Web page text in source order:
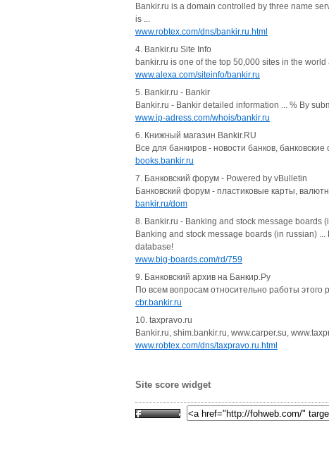
Bankir.ru is a domain controlled by three name
is ...
www.robtex.com/dns/bankir.ru.html
4. Bankir.ru Site Info
bankir.ru is one of the top 50,000 sites in the
www.alexa.com/siteinfo/bankir.ru
5. Bankir.ru - Bankir
Bankir.ru - Bankir detailed information ... % By
www.ip-adress.com/whois/bankir.ru
6. Книжный магазин Bankir.RU
Все для банкиров - новости банков,
books.bankir.ru
7. Банковский форум - Powered by vBulletin
Банковский форум - пластиковые карты,
bankir.ru/dom
8. Bankir.ru - Banking and stock message boards
Banking and stock message boards (in russian)
database!
www.big-boards.com/rd/759
9. Банковcкий архив на Банкир.Ру
По всем вопросам относительно работы
cbr.bankir.ru
10. taxpravo.ru
Bankir.ru, shim.bankir.ru, www.carper.su,
www.robtex.com/dns/taxpravo.ru.html
Site score widget